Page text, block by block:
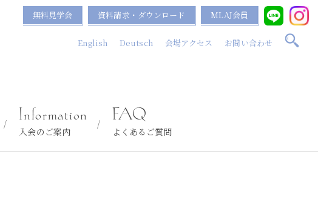
無料見学会 資料請求・ダウンロード MLAJ会員
English Deutsch 会場アクセス お問い合わせ
入会のご案内
Information
よくあるご質問
FAQ